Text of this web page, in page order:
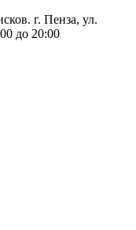
г. Пенза, ул.
до 20:00